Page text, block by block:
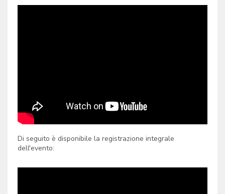
Di seguito è disponibile la registrazione integrale
dell'evento: